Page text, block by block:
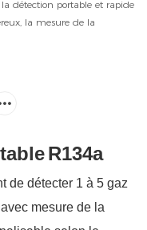
détection portable et rapide
la mesure de la
R134a
de détecter 1 à 5 gaz
mesure de la